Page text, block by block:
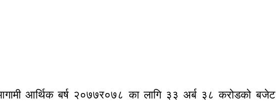
आर्थिक बर्ष २०७७र०७८ का लागि ३३ अर्ब ३८ करोडको बजेट